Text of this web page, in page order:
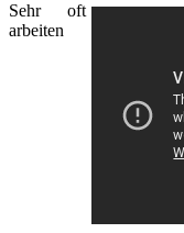
Sehr oft
arbeiten